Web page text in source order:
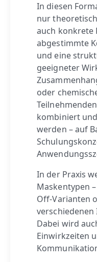
In diesen
nur
auch konkrete
abgestimmte
und eine
geeigneter
oder
kombiniert
werden – auf
In der Praxis
Maskentypen
Off-Varianten
Dabei wird
Einwirkzeiten